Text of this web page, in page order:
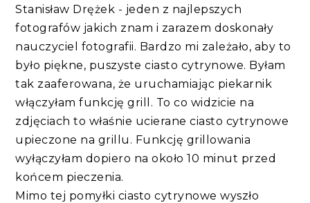
Stanisław Drężek - jeden z najlepszych
fotografów jakich znam i zarazem doskonały
nauczyciel fotografii. Bardzo mi zależało, aby to
było piękne, puszyste ciasto cytrynowe. Byłam
tak zaaferowana, że uruchamiając piekarnik
włączyłam funkcję grill. To co widzicie na
zdjęciach to właśnie ucierane ciasto cytrynowe
upieczone na grillu. Funkcję grillowania
wyłączyłam dopiero na około 10 minut przed
końcem pieczenia.
Mimo tej pomyłki ciasto cytrynowe wyszło